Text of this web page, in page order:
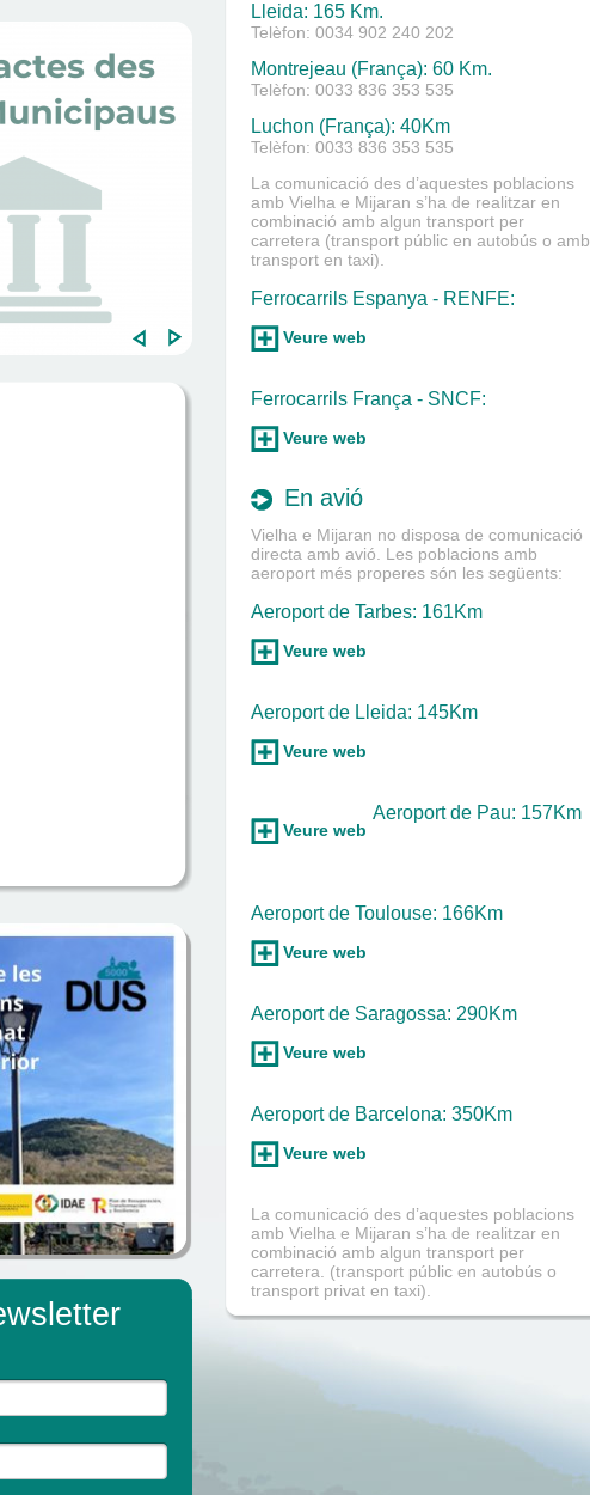
Lleida: 165 Km.
Telèfon: 0034 902 240 202
Montrejeau (França): 60 Km.
Telèfon: 0033 836 353 535
Luchon (França): 40Km
Telèfon: 0033 836 353 535
La comunicació des d’aquestes poblacions
amb Vielha e Mijaran s’ha de realitzar en
combinació amb algun transport per
carretera (transport públic en autobús o amb
transport en taxi).
Ferrocarrils Espanya - RENFE:
Veure web
Ferrocarrils França - SNCF:
Veure web
En avió
Vielha e Mijaran no disposa de comunicació
directa amb avió. Les poblacions amb
aeroport més properes són les següents:
Aeroport de Tarbes: 161Km
Veure web
Aeroport de Lleida: 145Km
Veure web
Aeroport de Pau: 157Km
Veure web
Aeroport de Toulouse: 166Km
Veure web
Aeroport de Saragossa: 290Km
Veure web
Aeroport de Barcelona: 350Km
Veure web
La comunicació des d’aquestes poblacions
amb Vielha e Mijaran s’ha de realitzar en
combinació amb algun transport per
carretera. (transport públic en autobús o
transport privat en taxi).